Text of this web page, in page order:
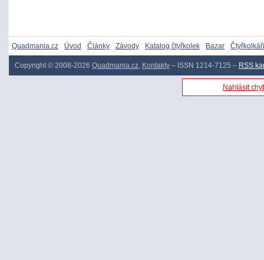
Quadmania.cz Úvod Články Závody Katalog čtyřkolek Bazar Čtyřkolkáři
Copyright © 2008-2026 Quadmania.cz, Kontakty – ISSN 1214-7125 – RSS
Nahlásit